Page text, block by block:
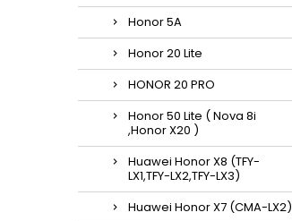
Honor 5A
Honor 20 Lite
HONOR 20 PRO
Honor 50 Lite ( Nova 8i
,Honor X20 )
Huawei Honor X8 (TFY-
LX1,TFY-LX2,TFY-LX3)
Huawei Honor X7 (CMA-LX2)